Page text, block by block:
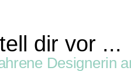
dir vor ...
Designerin